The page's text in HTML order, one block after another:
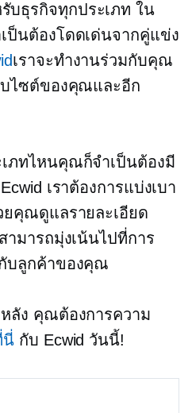
บธุรกิจทุกประเภท ใน
ป็นต้องโดดเด่นจากคู่แข่ง
เราจะทำงานร่วมกับคุณ
บไซต์ของคุณและอีก
ภทไหนคุณก็จำเป็นต้องมี
เราต้องการแบ่งเบา
คุณดูแลรายละเอียด
ามารถมุ่งเน้นไปที่การ
บลูกค้าของคุณ
ลัง คุณต้องการความ
นี่ กับ Ecwid วันนี้!